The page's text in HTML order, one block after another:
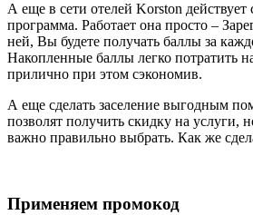
А еще в сети отелей Korston действует
программа. Работает она просто –
ней, Вы будете получать баллы за
Накопленные баллы легко потратить
прилично при этом сэкономив.
А еще сделать заселение выгодным
позволят получить скидку на услуги,
важно правильно выбрать. Как же
Применяем промокод